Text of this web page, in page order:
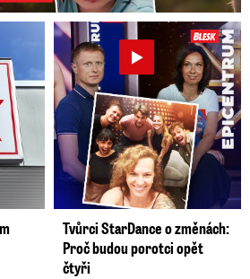
Tvůrci StarDance o změnách:
Proč budou porotci opět
čtyři